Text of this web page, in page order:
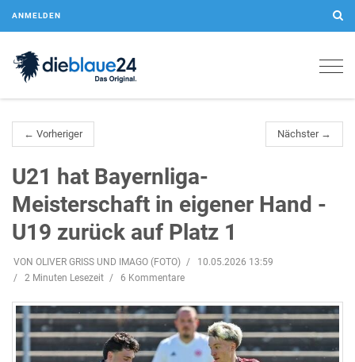
ANMELDEN
← Vorheriger Nächster →
U21 hat Bayernliga-
Meisterschaft in eigener Hand -
U19 zurück auf Platz 1
VON OLIVER GRISS UND IMAGO (FOTO)
10.05.2026 13:59
2 Minuten Lesezeit
6 Kommentare